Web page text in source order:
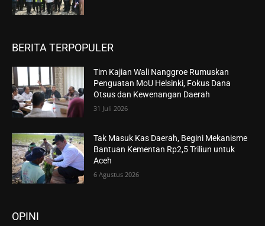
BERITA TERPOPULER
Tim Kajian Wali Nanggroe Rumuskan
Penguatan MoU Helsinki, Fokus Dana
Otsus dan Kewenangan Daerah
31 Juli 2026
Tak Masuk Kas Daerah, Begini Mekanisme
Bantuan Kementan Rp2,5 Triliun untuk
Aceh
6 Agustus 2026
OPINI